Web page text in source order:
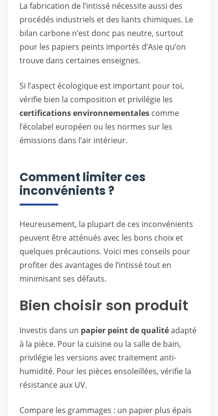
La fabrication de l’intissé nécessite aussi des
procédés industriels et des liants chimiques. Le
bilan carbone n’est donc pas neutre, surtout
pour les papiers peints importés d’Asie qu’on
trouve dans certaines enseignes.
Si l’aspect écologique est important pour toi,
vérifie bien la composition et privilégie les
certifications environnementales comme
l’écolabel européen ou les normes sur les
émissions dans l’air intérieur.
Comment limiter ces
inconvénients ?
Heureusement, la plupart de ces inconvénients
peuvent être atténués avec les bons choix et
quelques précautions. Voici mes conseils pour
profiter des avantages de l’intissé tout en
minimisant ses défauts.
Bien choisir son produit
Investis dans un papier peint de qualitéadapté
à la pièce. Pour la cuisine ou la salle de bain,
privilégie les versions avec traitement anti-
humidité. Pour les pièces ensoleillées, vérifie la
résistance aux UV.
Compare les grammages : un papier plus épais